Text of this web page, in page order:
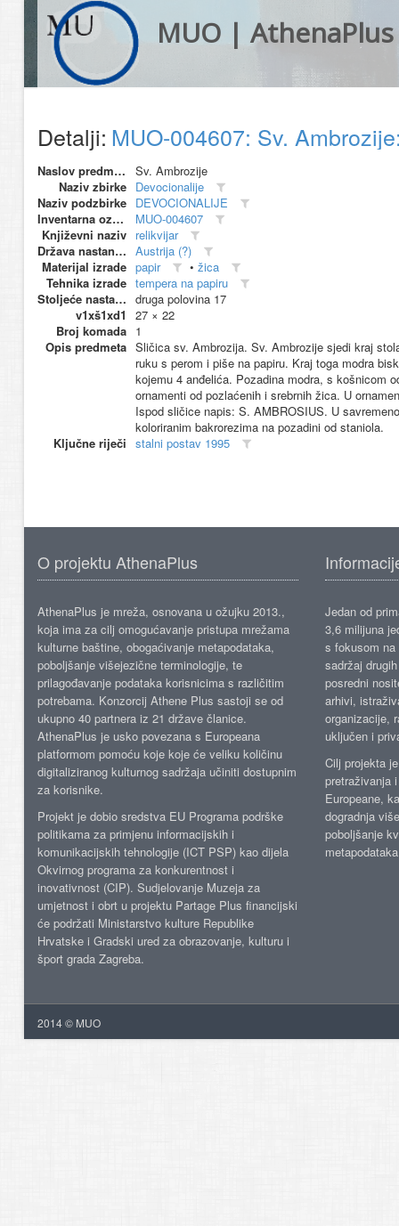
MUO | AthenaPlus
Detalji: MUO-004607: Sv.
Naslov predmeta
Sv. Ambrozije
Naziv zbirke Devocionalije
Naziv podzbirke DEVOCIONALIJE
Inventarna oznaka
MUO-004607
Književni naziv relikvijar
Država nastanka Austrija (?)
Materijal izrade papir • žica
Tehnika izrade tempera na papiru
Stoljeće nastanka druga polovina 17
v1xš1xd1
27 × 22
Broj komada 1
Opis predmeta Sličica sv. Ambrozija. Sv. Ambrozije sjedi kraj
ruku s perom i piše na papiru. Kraj toga modra
kojemu 4 anđelića. Pozadina modra, s košnicom
ornamenti od pozlaćenih i srebrnih žica. U
Ispod sličice napis: S. AMBROSIUS. U
koloriranim bakrorezima na pozadini od staniola.
Ključne riječi stalni postav 1995
O projektu AthenaPlus
AthenaPlus je mreža, osnovana u ožujku 2013.,
koja ima za cilj omogućavanje pristupa mrežama
kulturne baštine, obogaćivanje metapodataka,
poboljšanje višejezične terminologije, te
prilagođavanje podataka korisnicima s različitim
potrebama. Konzorcij Athene Plus sastoji se od
ukupno 40 partnera iz 21 države članice.
AthenaPlus je usko povezana s Europeana
platformom pomoću koje koje će veliku količinu
digitaliziranog kulturnog sadržaja učiniti dostupnim
za korisnike.
Projekt je dobio sredstva EU Programa podrške
politikama za primjenu informacijskih i
komunikacijskih tehnologije (ICT PSP) kao dijela
Okvirnog programa za konkurentnost i
inovativnost (CIP). Sudjelovanje Muzeja za
umjetnost i obrt u projektu Partage Plus financijski
će podržati Ministarstvo kulture Republike
Hrvatske i Gradski ured za obrazovanje, kulturu i
šport grada Zagreba.
Jedan od
3,6 milijuna
s fokusom
sadržaj
posredni
arhivi,
organizacije,
uključen i
Cilj projekta
pretraživanja
Europeane,
dogradnja
poboljšanje
2014 © MUO